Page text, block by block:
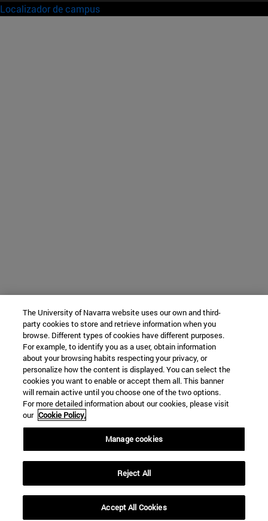
Localizador de campus
The University of Navarra website uses our own and third-
party cookies to store and retrieve information when you
browse. Different types of cookies have different purposes.
For example, to identify you as a user, obtain information
about your browsing habits respecting your privacy, or
personalize how the content is displayed. You can select the
cookies you want to enable or accept them all. This banner
will remain active until you choose one of the two options.
For more detailed information about our cookies, please visit
our Cookie Policy.
Manage cookies
Reject All
Accept All Cookies